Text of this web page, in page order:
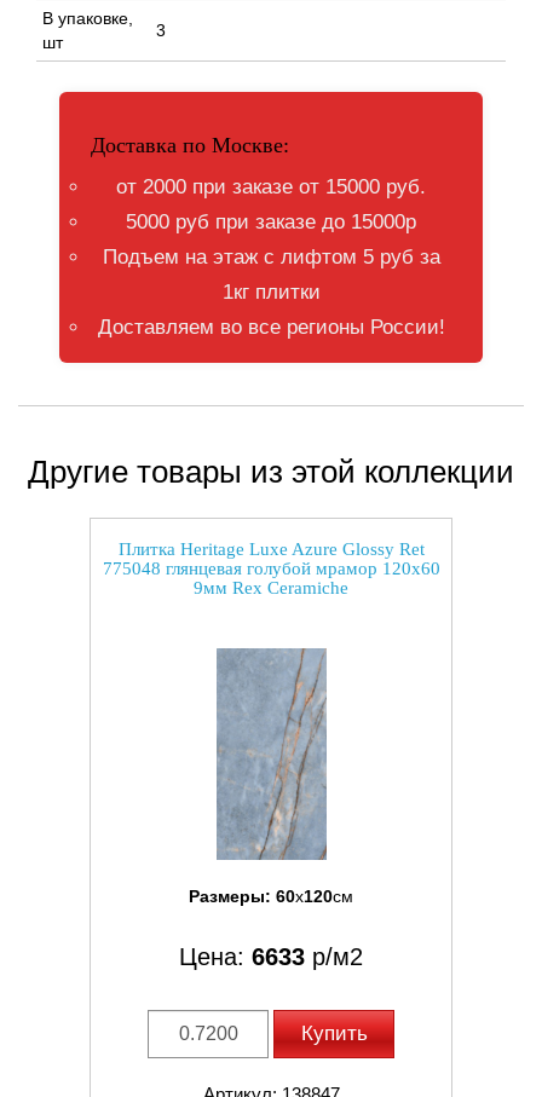
В упаковке,
шт
3
Доставка по Москве:
от 2000 при заказе от 15000 руб.
5000 руб при заказе до 15000р
Подъем на этаж с лифтом 5 руб за
1кг плитки
Доставляем во все регионы России!
Другие товары из этой коллекции
Плитка Heritage Luxe Azure Glossy Ret
775048 глянцевая голубой мрамор 120x60
9мм Rex Ceramiche
Размеры: 60x120см
Цена: 6633 р/м2
Купить